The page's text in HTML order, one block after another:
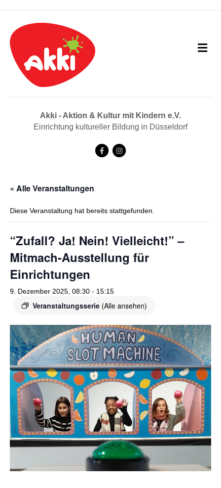
Akki - Aktion & Kultur mit Kindern e.V.
Einrichtung kultureller Bildung in Düsseldorf
F
k
I
a
m
N
a
a
« Alle Veranstaltungen
Diese Veranstaltung hat bereits stattgefunden.
“Zufall? Ja! Nein! Vielleicht!” –
Mitmach-Ausstellung für
Einrichtungen
9. Dezember 2025, 08:30 - 15:15
Veranstaltungsserie (Alle ansehen)